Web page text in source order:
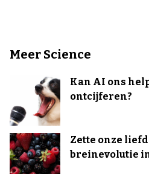
Meer Science
Kan AI ons
ontcijferen?
Zette onze
breinevolutie